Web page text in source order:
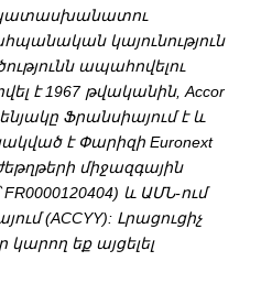
կայունություն
ապահովելու
է 1967 թվականին, Accor
Ֆրանսիայում է և
է Փարիզի Euronext
միջազգային
և ԱՄՆ-ում
(ACCYY): Լրացուցիչ
կարող եք այցելել